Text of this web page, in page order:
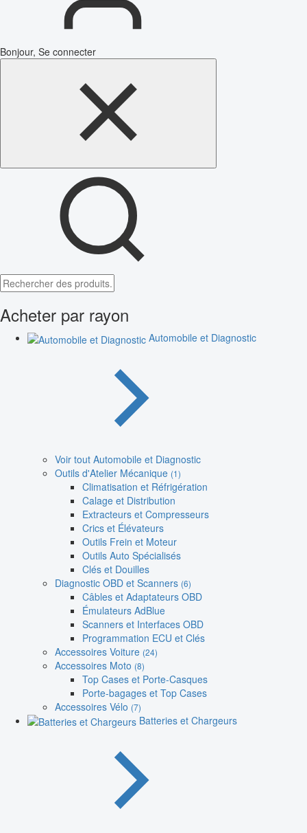
Bonjour, Se connecter
Acheter par rayon
Automobile et Diagnostic
Voir tout Automobile et Diagnostic
Outils d'Atelier Mécanique (1)
Climatisation et Réfrigération
Calage et Distribution
Extracteurs et Compresseurs
Crics et Élévateurs
Outils Frein et Moteur
Outils Auto Spécialisés
Clés et Douilles
Diagnostic OBD et Scanners (6)
Câbles et Adaptateurs OBD
Émulateurs AdBlue
Scanners et Interfaces OBD
Programmation ECU et Clés
Accessoires Voiture (24)
Accessoires Moto (8)
Top Cases et Porte-Casques
Porte-bagages et Top Cases
Accessoires Vélo (7)
Batteries et Chargeurs